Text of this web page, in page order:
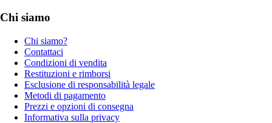
Chi siamo
Chi siamo?
Contattaci
Condizioni di vendita
Restituzioni e rimborsi
Esclusione di responsabilità legale
Metodi di pagamento
Prezzi e opzioni di consegna
Informativa sulla privacy